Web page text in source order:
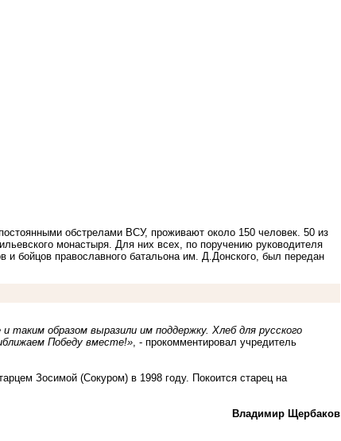
обстрелами ВСУ, проживают около 150 человек. 50 из
монастыря. Для них всех, по поручению руководителя
бойцов православного батальона им. Д.Донского, был передан
таким образом выразили им поддержку. Хлеб для русского
Победу вместе!» , - прокомментировал учредитель
Зосимой (Сокуром) в 1998 году. Покоится старец на
Владимир Щербаков